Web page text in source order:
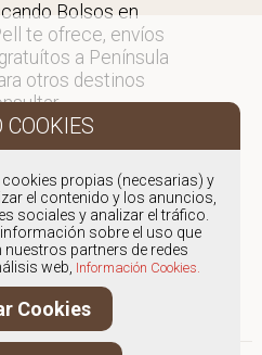
Bolsos en
te ofrece, envíos
a Península
otros destinos
gestionados
se entregarán en
los pedidos
de semana, el
a partir del
cookies propias (necesarias) y
el contenido y los anuncios,
sociales y analizar el tráfico.
sobre el uso que
partners de redes
web, Información Cookies.
Cookies